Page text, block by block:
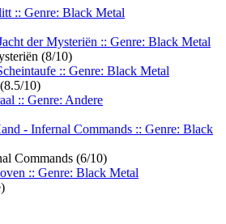
(8/10)
(8.5/10)
Commands (6/10)